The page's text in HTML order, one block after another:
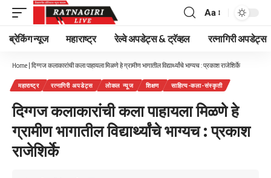
Font
Resizer
Aa
ब्रेकिंग न्यूज महाराष्ट्र रेल्वे अपडेट्स & ट्रॅव्हल रत्नागिरी अपडेट्स
Home | दिग्गज कलाकारांची कला पाहायला मिळणे हे ग्रामीण भागातील विद्यार्थ्यांचे भाग्यच : प्रकाश राजेशिर्के
महाराष्ट्र रत्नागिरी अपडेट्स लोकल न्यूज शिक्षण साहित्य-कला-संस्कृती
दिग्गज कलाकारांची कला पाहायला मिळणे हे
ग्रामीण भागातील विद्यार्थ्यांचे भाग्यच : प्रकाश
राजेशिर्के